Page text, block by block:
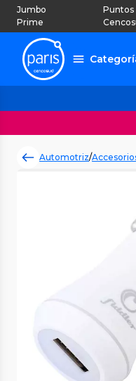
Jumbo
Prime
Puntos
Automotriz/